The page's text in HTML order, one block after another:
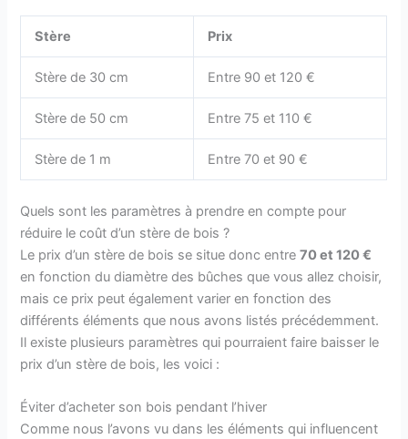
Stère Prix
Stère de 30 cm Entre 90 et 120 €
Stère de 50 cm Entre 75 et 110 €
Stère de 1 m Entre 70 et 90 €
Quels sont les paramètres à prendre en compte pour
réduire le coût d’un stère de bois ?
Le prix d’un stère de bois se situe donc entre70 et 120 €
en fonction du diamètre des bûches que vous allez choisir,
mais ce prix peut également varier en fonction des
différents éléments que nous avons listés précédemment.
Il existe plusieurs paramètres qui pourraient faire baisser le
prix d’un stère de bois, les voici :
Éviter d’acheter son bois pendant l’hiver
Comme nous l’avons vu dans les éléments qui influencent